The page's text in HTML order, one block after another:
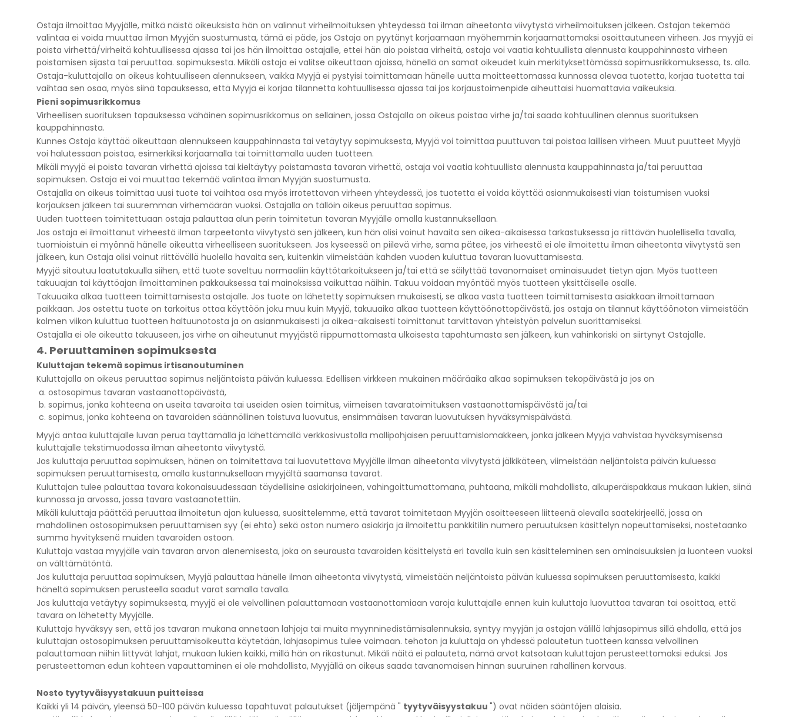
Ostaja ilmoittaa Myyjälle, mitkä näistä oikeuksista hän on valinnut virheilmoituksen yhteydessä tai ilman aiheetonta viivytystä virheilmoituksen jälkeen. Ostajan tekemää
valintaa ei voida muuttaa ilman Myyjän suostumusta, tämä ei päde, jos Ostaja on pyytänyt korjaamaan myöhemmin korjaamattomaksi osoittautuneen virheen. Jos myyjä ei
poista virhettä/virheitä kohtuullisessa ajassa tai jos hän ilmoittaa ostajalle, ettei hän aio poistaa virheitä, ostaja voi vaatia kohtuullista alennusta kauppahinnasta virheen
poistamisen sijasta tai peruuttaa. sopimuksesta. Mikäli ostaja ei valitse oikeuttaan ajoissa, hänellä on samat oikeudet kuin merkityksettömässä sopimusrikkomuksessa, ts. alla.
Ostaja-kuluttajalla on oikeus kohtuulliseen alennukseen, vaikka Myyjä ei pystyisi toimittamaan hänelle uutta moitteettomassa kunnossa olevaa tuotetta, korjaa tuotetta tai
vaihtaa sen osaa, myös siinä tapauksessa, että Myyjä ei korjaa tilannetta kohtuullisessa ajassa tai jos korjaustoimenpide aiheuttaisi huomattavia vaikeuksia.
Pieni sopimusrikkomus
Virheellisen suorituksen tapauksessa vähäinen sopimusrikkomus on sellainen, jossa Ostajalla on oikeus poistaa virhe ja/tai saada kohtuullinen alennus suorituksen
kauppahinnasta.
Kunnes Ostaja käyttää oikeuttaan alennukseen kauppahinnasta tai vetäytyy sopimuksesta, Myyjä voi toimittaa puuttuvan tai poistaa laillisen virheen. Muut puutteet Myyjä
voi halutessaan poistaa, esimerkiksi korjaamalla tai toimittamalla uuden tuotteen.
Mikäli myyjä ei poista tavaran virhettä ajoissa tai kieltäytyy poistamasta tavaran virhettä, ostaja voi vaatia kohtuullista alennusta kauppahinnasta ja/tai peruuttaa
sopimuksen. Ostaja ei voi muuttaa tekemää valintaa ilman Myyjän suostumusta.
Ostajalla on oikeus toimittaa uusi tuote tai vaihtaa osa myös irrotettavan virheen yhteydessä, jos tuotetta ei voida käyttää asianmukaisesti vian toistumisen vuoksi
korjauksen jälkeen tai suuremman virhemäärän vuoksi. Ostajalla on tällöin oikeus peruuttaa sopimus.
Uuden tuotteen toimitettuaan ostaja palauttaa alun perin toimitetun tavaran Myyjälle omalla kustannuksellaan.
Jos ostaja ei ilmoittanut virheestä ilman tarpeetonta viivytystä sen jälkeen, kun hän olisi voinut havaita sen oikea-aikaisessa tarkastuksessa ja riittävän huolellisella tavalla,
tuomioistuin ei myönnä hänelle oikeutta virheelliseen suoritukseen. Jos kyseessä on piilevä virhe, sama pätee, jos virheestä ei ole ilmoitettu ilman aiheetonta viivytystä sen
jälkeen, kun Ostaja olisi voinut riittävällä huolella havaita sen, kuitenkin viimeistään kahden vuoden kuluttua tavaran luovuttamisesta.
Myyjä sitoutuu laatutakuulla siihen, että tuote soveltuu normaaliin käyttötarkoitukseen ja/tai että se säilyttää tavanomaiset ominaisuudet tietyn ajan. Myös tuotteen
takuuajan tai käyttöajan ilmoittaminen pakkauksessa tai mainoksissa vaikuttaa näihin. Takuu voidaan myöntää myös tuotteen yksittäiselle osalle.
Takuuaika alkaa tuotteen toimittamisesta ostajalle. Jos tuote on lähetetty sopimuksen mukaisesti, se alkaa vasta tuotteen toimittamisesta asiakkaan ilmoittamaan
paikkaan. Jos ostettu tuote on tarkoitus ottaa käyttöön joku muu kuin Myyjä, takuuaika alkaa tuotteen käyttöönottopäivästä, jos ostaja on tilannut käyttöönoton viimeistään
kolmen viikon kuluttua tuotteen haltuunotosta ja on asianmukaisesti ja oikea-aikaisesti toimittanut tarvittavan yhteistyön palvelun suorittamiseksi.
Ostajalla ei ole oikeutta takuuseen, jos virhe on aiheutunut myyjästä riippumattomasta ulkoisesta tapahtumasta sen jälkeen, kun vahinkoriski on siirtynyt Ostajalle.
4. Peruuttaminen sopimuksesta
Kuluttajan tekemä sopimus irtisanoutuminen
Kuluttajalla on oikeus peruuttaa sopimus neljäntoista päivän kuluessa. Edellisen virkkeen mukainen määräaika alkaa sopimuksen tekopäivästä ja jos on
ostosopimus tavaran vastaanottopäivästä,
sopimus, jonka kohteena on useita tavaroita tai useiden osien toimitus, viimeisen tavaratoimituksen vastaanottamispäivästä ja/tai
sopimus, jonka kohteena on tavaroiden säännöllinen toistuva luovutus, ensimmäisen tavaran luovutuksen hyväksymispäivästä.
Myyjä antaa kuluttajalle luvan perua täyttämällä ja lähettämällä verkkosivustolla mallipohjaisen peruuttamislomakkeen, jonka jälkeen Myyjä vahvistaa hyväksymisensä
kuluttajalle tekstimuodossa ilman aiheetonta viivytystä.
Jos kuluttaja peruuttaa sopimuksen, hänen on toimitettava tai luovutettava Myyjälle ilman aiheetonta viivytystä jälkikäteen, viimeistään neljäntoista päivän kuluessa
sopimuksen peruuttamisesta, omalla kustannuksellaan myyjältä saamansa tavarat.
Kuluttajan tulee palauttaa tavara kokonaisuudessaan täydellisine asiakirjoineen, vahingoittumattomana, puhtaana, mikäli mahdollista, alkuperäispakkaus mukaan lukien, siinä
kunnossa ja arvossa, jossa tavara vastaanotettiin.
Mikäli kuluttaja päättää peruuttaa ilmoitetun ajan kuluessa, suosittelemme, että tavarat toimitetaan Myyjän osoitteeseen liitteenä olevalla saatekirjeellä, jossa on
mahdollinen ostosopimuksen peruuttamisen syy (ei ehto) sekä oston numero asiakirja ja ilmoitettu pankkitilin numero peruutuksen käsittelyn nopeuttamiseksi, nostetaanko
summa hyvityksenä muiden tavaroiden ostoon.
Kuluttaja vastaa myyjälle vain tavaran arvon alenemisesta, joka on seurausta tavaroiden käsittelystä eri tavalla kuin sen käsitteleminen sen ominaisuuksien ja luonteen vuoksi
on välttämätöntä.
Jos kuluttaja peruuttaa sopimuksen, Myyjä palauttaa hänelle ilman aiheetonta viivytystä, viimeistään neljäntoista päivän kuluessa sopimuksen peruuttamisesta, kaikki
häneltä sopimuksen perusteella saadut varat samalla tavalla.
Jos kuluttaja vetäytyy sopimuksesta, myyjä ei ole velvollinen palauttamaan vastaanottamiaan varoja kuluttajalle ennen kuin kuluttaja luovuttaa tavaran tai osoittaa, että
tavara on lähetetty Myyjälle.
Kuluttaja hyväksyy sen, että jos tavaran mukana annetaan lahjoja tai muita myynninedistämisalennuksia, syntyy myyjän ja ostajan välillä lahjasopimus sillä ehdolla, että jos
kuluttajan ostosopimuksen peruuttamisoikeutta käytetään, lahjasopimus tulee voimaan. tehoton ja kuluttaja on yhdessä palautetun tuotteen kanssa velvollinen
palauttamaan niihin liittyvät lahjat, mukaan lukien kaikki, millä hän on rikastunut. Mikäli näitä ei palauteta, nämä arvot katsotaan kuluttajan perusteettomaksi eduksi. Jos
perusteettoman edun kohteen vapauttaminen ei ole mahdollista, Myyjällä on oikeus saada tavanomaisen hinnan suuruinen rahallinen korvaus.
Nosto tyytyväisyystakuun puitteissa
Kaikki yli 14 päivän, yleensä 50-100 päivän kuluessa tapahtuvat palautukset (jäljempänä " tyytyväisyystakuu ") ovat näiden sääntöjen alaisia.